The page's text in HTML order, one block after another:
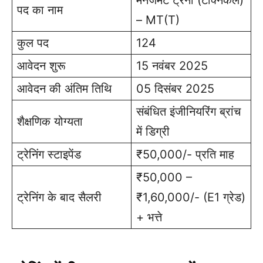
पद का नाम
– MT(T)
कुल पद
124
आवेदन शुरू
15 नवंबर 2025
आवेदन की अंतिम तिथि
05 दिसंबर 2025
शैक्षणिक योग्यता
संबंधित इंजीनियरिंग ब्रांच
में डिग्री
ट्रेनिंग स्टाइपेंड
₹50,000/- प्रति माह
ट्रेनिंग के बाद सैलरी
₹50,000 –
₹1,60,000/- (E1 ग्रेड)
+ भत्ते